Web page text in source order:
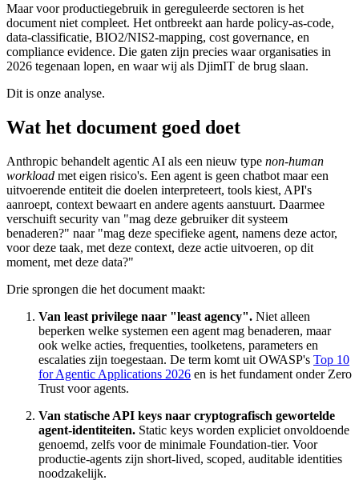
Maar voor productiegebruik in gereguleerde sectoren is het
document niet compleet. Het ontbreekt aan harde policy-as-code,
data-classificatie, BIO2/NIS2-mapping, cost governance, en
compliance evidence. Die gaten zijn precies waar organisaties in
2026 tegenaan lopen, en waar wij als DjimIT de brug slaan.
Dit is onze analyse.
Wat het document goed doet
Anthropic behandelt agentic AI als een nieuw type non-human
workload met eigen risico's. Een agent is geen chatbot maar een
uitvoerende entiteit die doelen interpreteert, tools kiest, API's
aanroept, context bewaart en andere agents aanstuurt. Daarmee
verschuift security van "mag deze gebruiker dit systeem
benaderen?" naar "mag deze specifieke agent, namens deze actor,
voor deze taak, met deze context, deze actie uitvoeren, op dit
moment, met deze data?"
Drie sprongen die het document maakt:
Van least privilege naar "least agency". Niet alleen
beperken welke systemen een agent mag benaderen, maar
ook welke acties, frequenties, toolketens, parameters en
escalaties zijn toegestaan. De term komt uit OWASP's Top 10
for Agentic Applications 2026 en is het fundament onder Zero
Trust voor agents.
Van statische API keys naar cryptografisch gewortelde
agent-identiteiten. Static keys worden expliciet onvoldoende
genoemd, zelfs voor de minimale Foundation-tier. Voor
productie-agents zijn short-lived, scoped, auditable identities
noodzakelijk.